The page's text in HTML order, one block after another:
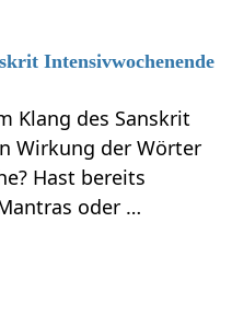
Intensivwochenende
Klang des Sanskrit
Wirkung der Wörter
Hast bereits
oder …